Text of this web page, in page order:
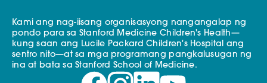
Kami ang nag-iisang organisasyong nangangalap ng
pondo para sa Stanford Medicine Children's Health—
kung saan ang Lucile Packard Children's Hospital ang
sentro nito—at sa mga programang pangkalusugan ng
ina at bata sa Stanford School of Medicine.